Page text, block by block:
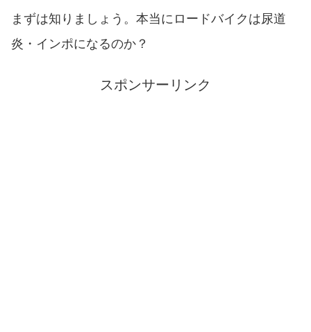
まずは知りましょう。本当にロードバイクは尿道
炎・インポになるのか？
スポンサーリンク